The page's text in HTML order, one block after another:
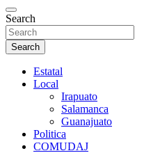
Noticias Guanajuato
Search
Search
Estatal
Local
Irapuato
Salamanca
Guanajuato
Politica
COMUDAJ